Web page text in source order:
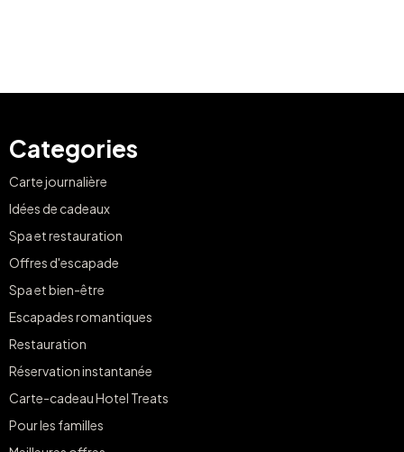
Categories
Carte journalière
Idées de cadeaux
Spa et restauration
Offres d'escapade
Spa et bien-être
Escapades romantiques
Restauration
Réservation instantanée
Carte-cadeau Hotel Treats
Pour les familles